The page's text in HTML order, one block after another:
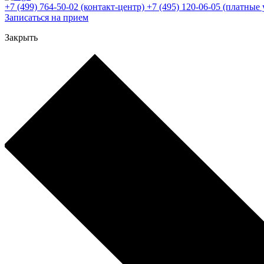
+7 (499) 764-50-02 (контакт-центр) +7 (495) 120-06-05 (платные
Записаться на прием
Закрыть